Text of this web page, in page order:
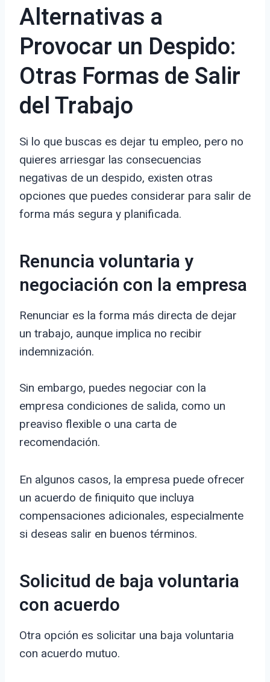
Alternativas a
Provocar un Despido:
Otras Formas de Salir
del Trabajo
Si lo que buscas es dejar tu empleo, pero no
quieres arriesgar las consecuencias
negativas de un despido, existen otras
opciones que puedes considerar para salir de
forma más segura y planificada.
Renuncia voluntaria y
negociación con la empresa
Renunciar es la forma más directa de dejar
un trabajo, aunque implica no recibir
indemnización.
Sin embargo, puedes negociar con la
empresa condiciones de salida, como un
preaviso flexible o una carta de
recomendación.
En algunos casos, la empresa puede ofrecer
un acuerdo de finiquito que incluya
compensaciones adicionales, especialmente
si deseas salir en buenos términos.
Solicitud de baja voluntaria
con acuerdo
Otra opción es solicitar una baja voluntaria
con acuerdo mutuo.